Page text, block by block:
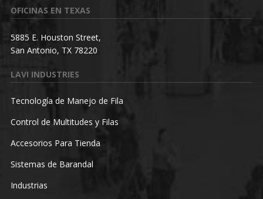
OFICINAS EN TEXAS
5885 E. Houston Street,
San Antonio, TX 78220
LAVI INDUSTRIES
Tecnología de Manejo de Fila
Control de Multitudes y Filas
Accesorios Para Tienda
Sistemas de Barandal
Industrias